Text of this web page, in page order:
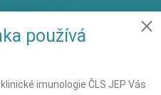
používá
imunologie ČLS JEP Vás